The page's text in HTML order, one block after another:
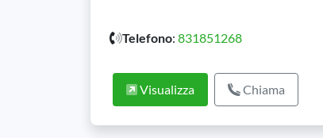
Telefono: 831851268
Visualizza Chiama